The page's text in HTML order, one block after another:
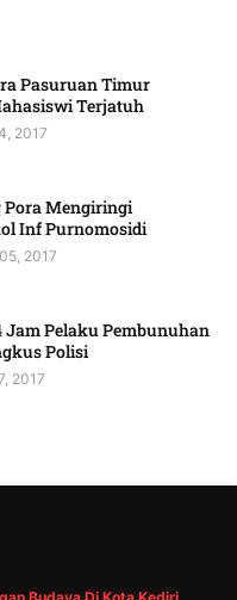
Pasuruan Timur
Terjatuh
2017
Pora Mengiringi
Inf Purnomosidi
2017
Jam Pelaku Pembunuhan
Polisi
2017